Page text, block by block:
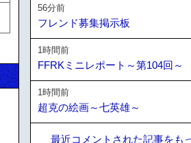
56分前
フレンド募集掲示板
1時間前
FFRKミニレポート～第104回～
1時間前
超克の絵画～七英雄～
最近コメントされた記事をも